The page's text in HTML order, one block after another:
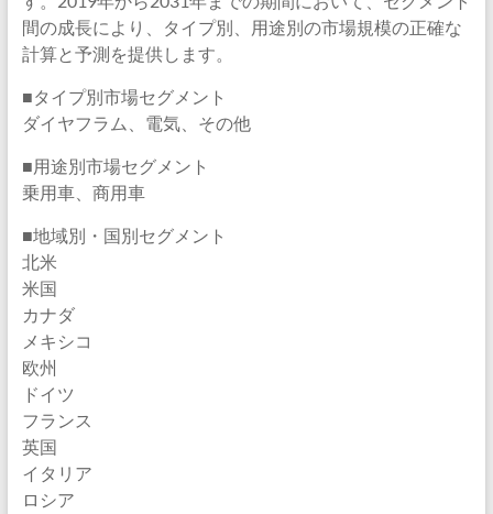
間の成長により、タイプ別、用途別の市場規模の正確な
計算と予測を提供します。
■タイプ別市場セグメント
ダイヤフラム、電気、その他
■用途別市場セグメント
乗用車、商用車
■地域別・国別セグメント
北米
米国
カナダ
メキシコ
欧州
ドイツ
フランス
英国
イタリア
ロシア